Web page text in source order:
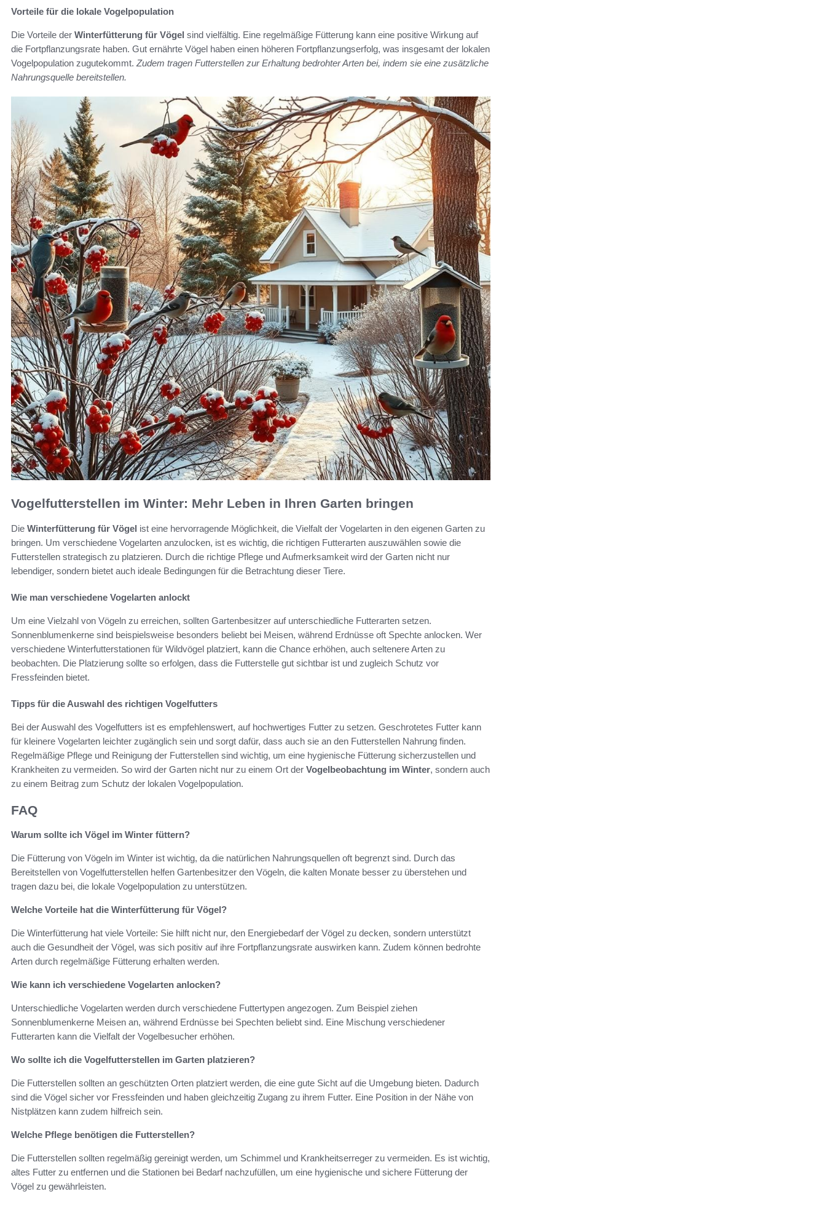
Vorteile für die lokale Vogelpopulation
Die Vorteile der Winterfütterung für Vögel sind vielfältig. Eine regelmäßige Fütterung kann eine positive Wirkung auf
die Fortpflanzungsrate haben. Gut ernährte Vögel haben einen höheren Fortpflanzungserfolg, was insgesamt der lokalen
Vogelpopulation zugutekommt.Zudem tragen Futterstellen zur Erhaltung bedrohter Arten bei, indem sie eine zusätzliche
Nahrungsquelle bereitstellen.
Vogelfutterstellen im Winter: Mehr Leben in Ihren Garten bringen
Die Winterfütterung für Vögel ist eine hervorragende Möglichkeit, die Vielfalt der Vogelarten in den eigenen Garten zu
bringen. Um verschiedene Vogelarten anzulocken, ist es wichtig, die richtigen Futterarten auszuwählen sowie die
Futterstellen strategisch zu platzieren. Durch die richtige Pflege und Aufmerksamkeit wird der Garten nicht nur
lebendiger, sondern bietet auch ideale Bedingungen für die Betrachtung dieser Tiere.
Wie man verschiedene Vogelarten anlockt
Um eine Vielzahl von Vögeln zu erreichen, sollten Gartenbesitzer auf unterschiedliche Futterarten setzen.
Sonnenblumenkerne sind beispielsweise besonders beliebt bei Meisen, während Erdnüsse oft Spechte anlocken. Wer
verschiedene Winterfutterstationen für Wildvögel platziert, kann die Chance erhöhen, auch seltenere Arten zu
beobachten. Die Platzierung sollte so erfolgen, dass die Futterstelle gut sichtbar ist und zugleich Schutz vor
Fressfeinden bietet.
Tipps für die Auswahl des richtigen Vogelfutters
Bei der Auswahl des Vogelfutters ist es empfehlenswert, auf hochwertiges Futter zu setzen. Geschrotetes Futter kann
für kleinere Vogelarten leichter zugänglich sein und sorgt dafür, dass auch sie an den Futterstellen Nahrung finden.
Regelmäßige Pflege und Reinigung der Futterstellen sind wichtig, um eine hygienische Fütterung sicherzustellen und
Krankheiten zu vermeiden. So wird der Garten nicht nur zu einem Ort der Vogelbeobachtung im Winter, sondern auch
zu einem Beitrag zum Schutz der lokalen Vogelpopulation.
FAQ
Warum sollte ich Vögel im Winter füttern?
Die Fütterung von Vögeln im Winter ist wichtig, da die natürlichen Nahrungsquellen oft begrenzt sind. Durch das
Bereitstellen von Vogelfutterstellen helfen Gartenbesitzer den Vögeln, die kalten Monate besser zu überstehen und
tragen dazu bei, die lokale Vogelpopulation zu unterstützen.
Welche Vorteile hat die Winterfütterung für Vögel?
Die Winterfütterung hat viele Vorteile: Sie hilft nicht nur, den Energiebedarf der Vögel zu decken, sondern unterstützt
auch die Gesundheit der Vögel, was sich positiv auf ihre Fortpflanzungsrate auswirken kann. Zudem können bedrohte
Arten durch regelmäßige Fütterung erhalten werden.
Wie kann ich verschiedene Vogelarten anlocken?
Unterschiedliche Vogelarten werden durch verschiedene Futtertypen angezogen. Zum Beispiel ziehen
Sonnenblumenkerne Meisen an, während Erdnüsse bei Spechten beliebt sind. Eine Mischung verschiedener
Futterarten kann die Vielfalt der Vogelbesucher erhöhen.
Wo sollte ich die Vogelfutterstellen im Garten platzieren?
Die Futterstellen sollten an geschützten Orten platziert werden, die eine gute Sicht auf die Umgebung bieten. Dadurch
sind die Vögel sicher vor Fressfeinden und haben gleichzeitig Zugang zu ihrem Futter. Eine Position in der Nähe von
Nistplätzen kann zudem hilfreich sein.
Welche Pflege benötigen die Futterstellen?
Die Futterstellen sollten regelmäßig gereinigt werden, um Schimmel und Krankheitserreger zu vermeiden. Es ist wichtig,
altes Futter zu entfernen und die Stationen bei Bedarf nachzufüllen, um eine hygienische und sichere Fütterung der
Vögel zu gewährleisten.